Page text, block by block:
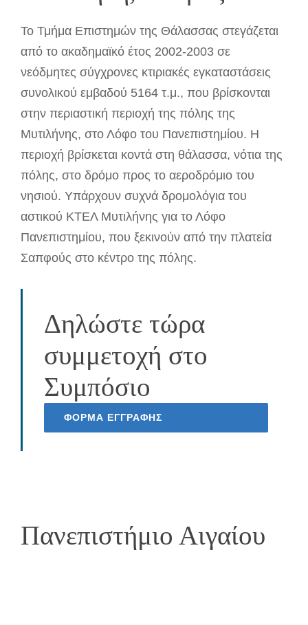
Το Τμήμα Επιστημών της Θάλασσας στεγάζεται
από το ακαδημαϊκό έτος 2002-2003 σε
νεόδμητες σύγχρονες κτιριακές εγκαταστάσεις
συνολικού εμβαδού 5164 τ.μ., που βρίσκονται
στην περιαστική περιοχή της πόλης της
Μυτιλήνης, στο Λόφο του Πανεπιστημίου. Η
περιοχή βρίσκεται κοντά στη θάλασσα, νότια της
πόλης, στο δρόμο προς το αεροδρόμιο του
νησιού. Υπάρχουν συχνά δρομολόγια του
αστικού ΚΤΕΛ Μυτιλήνης για το Λόφο
Πανεπιστημίου, που ξεκινούν από την πλατεία
Σαπφούς στο κέντρο της πόλης.
Δηλώστε τώρα
συμμετοχή στο
Συμπόσιο
ΦΟΡΜΑ ΕΓΓΡΑΦΗΣ
Πανεπιστήμιο Αιγαίου